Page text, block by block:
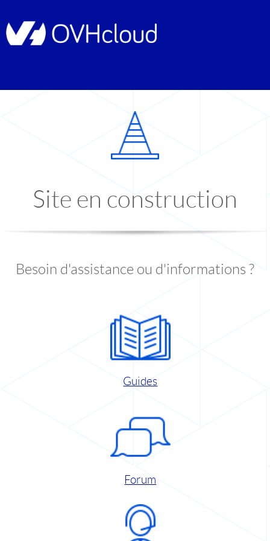
Site en construction
Besoin d'assistance ou d'informations ?
Guides
Forum